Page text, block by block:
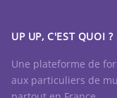
UP UP, C'EST QUOI ?
Une plateforme de
aux particuliers de